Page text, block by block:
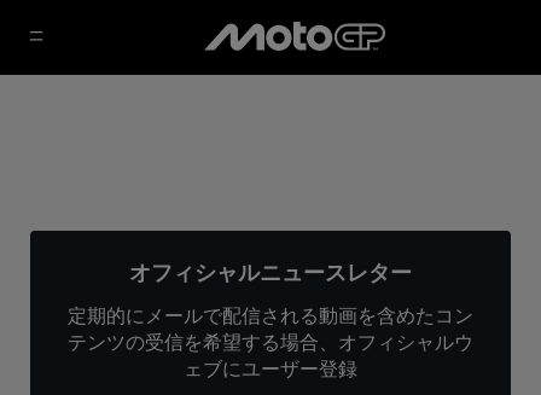
オフィシャルニュースレター
定期的にメールで配信される動画を含めたコン
テンツの受信を希望する場合、オフィシャルウ
ェブにユーザー登録